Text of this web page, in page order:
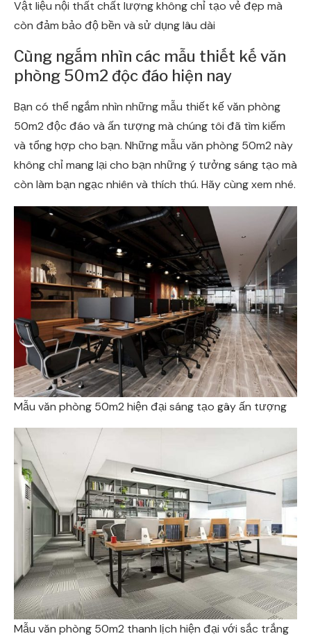
Vật liệu nội thất chất lượng không chỉ tạo vẻ đẹp mà
còn đảm bảo độ bền và sử dụng lâu dài
Cùng ngắm nhìn các mẫu thiết kế văn
phòng 50m2 độc đáo hiện nay
Bạn có thể ngắm nhìn những mẫu thiết kế văn phòng
50m2 độc đáo và ấn tượng mà chúng tôi đã tìm kiếm
và tổng hợp cho bạn. Những mẫu văn phòng 50m2 này
không chỉ mang lại cho bạn những ý tưởng sáng tạo mà
còn làm bạn ngạc nhiên và thích thú. Hãy cùng xem nhé.
Mẫu văn phòng 50m2 hiện đại sáng tạo gây ấn tượng
Mẫu văn phòng 50m2 thanh lịch hiện đại với sắc trắng